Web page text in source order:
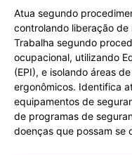
Atua segundo
controlando liberação de
Trabalha segundo
ocupacional, utilizando
(EPI), e isolando áreas
ergonômicos. Identifica
equipamentos de
de programas de
doenças que possam se